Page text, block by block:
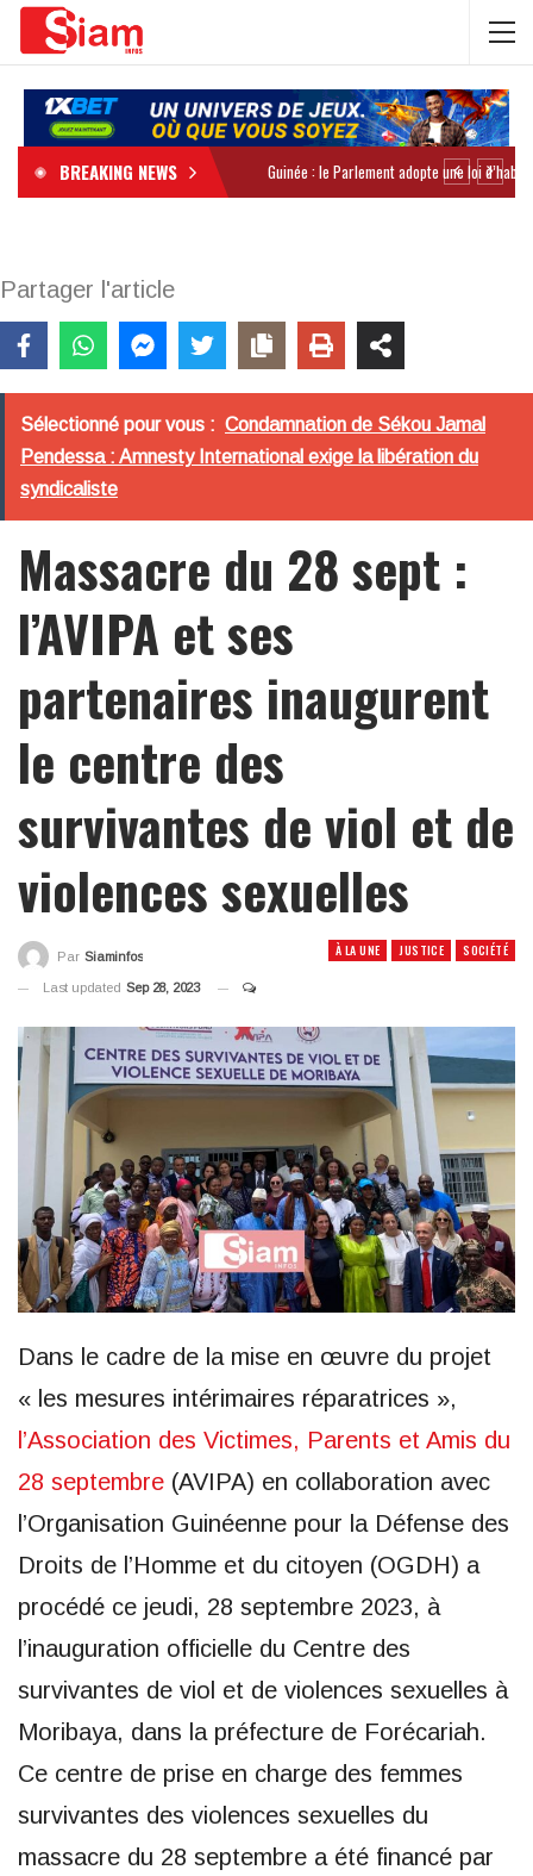
BREAKING NEWS
Partager l'article
Sélectionné pour vous : Condamnation de Sékou Jamal
Pendessa : Amnesty International exige la libération du
syndicaliste
Massacre du 28 sept :
l’AVIPA et ses
partenaires inaugurent
le centre des
survivantes de viol et de
violences sexuelles
À LA UNE JUSTICE SOCIÉTÉ
Par Siaminfos
Last updated Sep 28, 2023
Dans le cadre de la mise en œuvre du projet
« les mesures intérimaires réparatrices »,
l’Association des Victimes, Parents et Amis du
28 septembre (AVIPA) en collaboration avec
l’Organisation Guinéenne pour la Défense des
Droits de l’Homme et du citoyen (OGDH) a
procédé ce jeudi, 28 septembre 2023, à
l’inauguration officielle du Centre des
survivantes de viol et de violences sexuelles à
Moribaya, dans la préfecture de Forécariah.
Ce centre de prise en charge des femmes
survivantes des violences sexuelles du
massacre du 28 septembre a été financé par